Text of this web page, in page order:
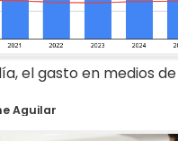
el gasto en medios de
Aguilar